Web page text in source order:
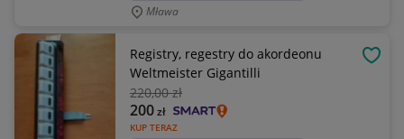
Mława
Registry, regestry do akordeonu
Weltmeister Gigantilli
220,00 zł
KUP TERAZ
200zł